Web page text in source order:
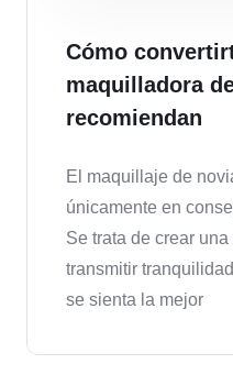
Cómo
maquilladora
recomiendan
El maquillaje de
únicamente en
Se trata de crear
transmitir
se sienta la mejor